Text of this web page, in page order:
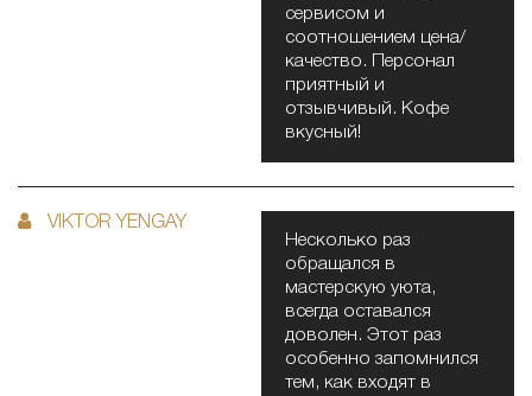
сервисом и
соотношением цена/
качество. Персонал
приятный и
отзывчивый. Кофе
вкусный!
VIKTOR YENGAY
Несколько раз
обращался в
мастерскую уюта,
всегда оставался
доволен. Этот раз
особенно запомнился
тем, как входят в